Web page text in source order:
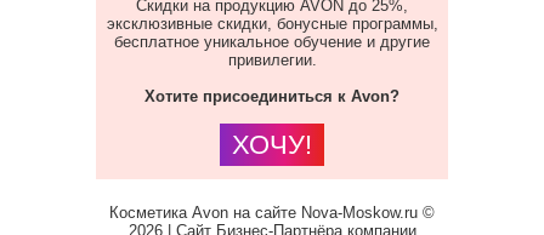
Скидки на продукцию AVON до 25%,
эксклюзивные скидки, бонусные программы,
бесплатное уникальное обучение и другие
привилегии.
Хотите присоединиться к Avon?
ХОЧУ!
Косметика Avon на сайте Nova-Moskow.ru ©
2026 | Сайт Бизнес-Партнёра компании